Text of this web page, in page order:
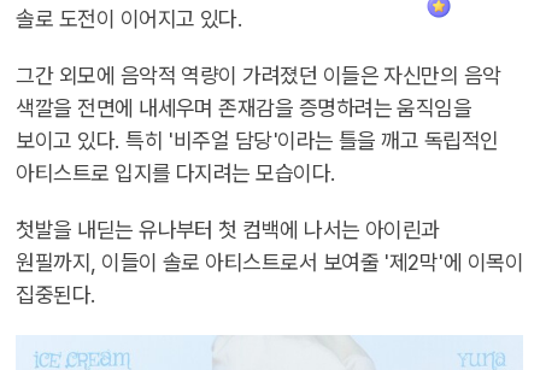
솔로 도전이 이어지고 있다.
그간 외모에 음악적 역량이 가려졌던 이들은 자신만의 음악
색깔을 전면에 내세우며 존재감을 증명하려는 움직임을
보이고 있다. 특히 '비주얼 담당'이라는 틀을 깨고 독립적인
아티스트로 입지를 다지려는 모습이다.
첫발을 내딛는 유나부터 첫 컴백에 나서는 아이린과
원필까지, 이들이 솔로 아티스트로서 보여줄 '제2막'에 이목이
집중된다.